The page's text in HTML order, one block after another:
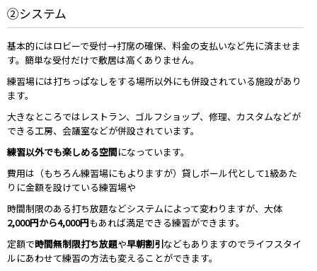
②システム
基本的にはロビーで受付→打席の確保、料金の支払いなど先に済ませま
す。簡単な受付だけで敷居は高くありません。
練習場には打ちっぱなしをする場所以外にも併設されている施設があり
ます。
大きなところではレストラン、ゴルフショップ、修理、カスタムなどが
できる工房、会議室などが併設されています。
練習以外でも楽しめる空間になっています。
費用は（もちろん練習場にもよりますが）貸しボール代として1級あた
りに金額を設けている練習場や
時間制限のある打ち放題などシステムによって変わりますが、大体
2,000円から4,000円もあれば満足できる練習ができます。
定額で時間無制限打ち放題や早朝割引などもありますのでライフスタイ
ルにあわせて練習の方法も変えることができます。